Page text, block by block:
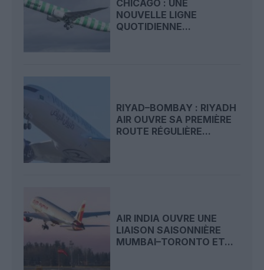
CHICAGO : UNE
NOUVELLE LIGNE
QUOTIDIENNE...
RIYAD–BOMBAY : RIYADH
AIR OUVRE SA PREMIÈRE
ROUTE RÉGULIÈRE...
AIR INDIA OUVRE UNE
LIAISON SAISONNIÈRE
MUMBAI–TORONTO ET...